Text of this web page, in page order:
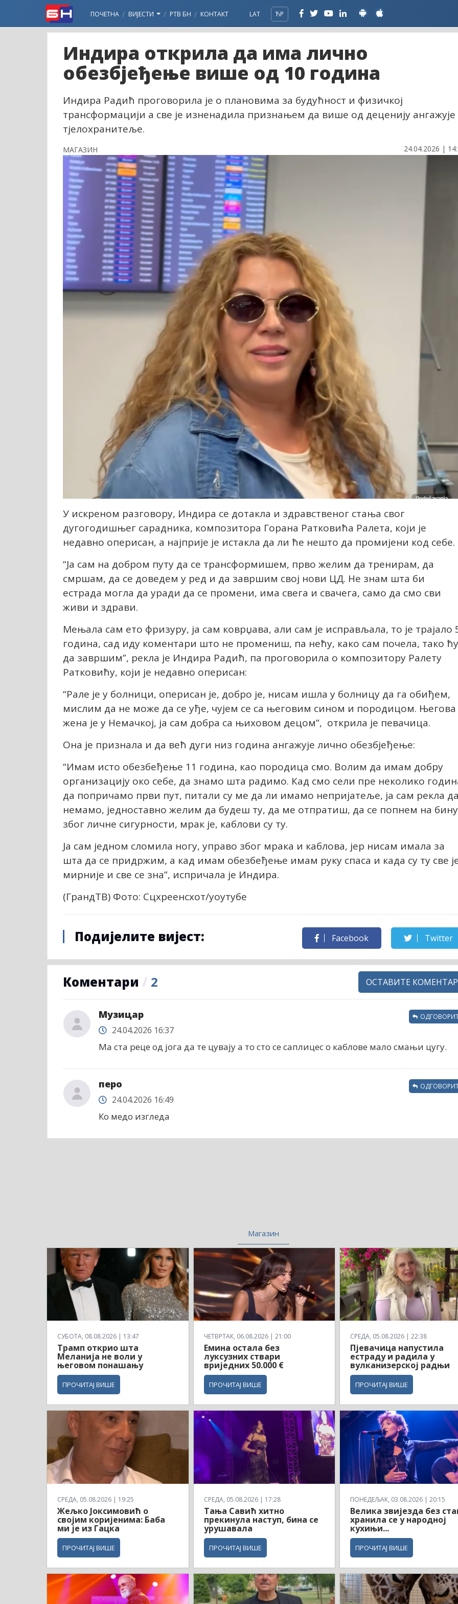
ПОЧЕТНА ВИЈЕСТИ РТВ БН КОНТАКТ LAT ЋР
Индира открила да има лично
обезбјеђење више од 10 година
Индира Радић проговорила је о плановима за будућност и физичкој
трансформацији а све је изненадила признањем да више од деценију ангажује
тјелохранитеље.
МАГАЗИН 24.04.2026 |
У искреном разговору, Индира се дотакла и здравственог стања свог
дугогодишњег сарадника, композитора Горана Ратковића Ралета, који је
недавно оперисан, а најприје је истакла да ли ће нешто да промијени код себе.
“Ја сам на добром путу да се трансформишем, прво желим да тренирам, да
смршам, да се доведем у ред и да завршим свој нови ЦД. Не знам шта би
естрада могла да уради да се промени, има свега и свачега, само да смо сви
живи и здрави.
Мењала сам ето фризуру, ја сам коврџава, али сам је исправљала, то је трајало
година, сад иду коментари што не промениш, па нећу, како сам почела, тако ћу
да завршим”, рекла је Индира Радић, па проговорила о композитору Ралету
Ратковићу, који је недавно оперисан:
“Рале је у болници, оперисан је, добро је, нисам ишла у болницу да га обиђем,
мислим да не може да се уђе, чујем се са његовим сином и породицом. Његова
жена је у Немачкој, ја сам добра са њиховом децом”, открила је певачица.
Она је признала и да већ дуги низ година ангажује лично обезбјеђење:
“Имам исто обезбеђење 11 година, као породица смо. Волим да имам добру
организацију око себе, да знамо шта радимо. Кад смо сели пре неколико
да попричамо први пут, питали су ме да ли имамо непријатеље, ја сам рекла да
немамо, једноставно желим да будеш ту, да ме отпратиш, да се попнем на
због личне сигурности, мрак је, каблови су ту.
Ја сам једном сломила ногу, управо због мрака и каблова, јер нисам имала за
шта да се придржим, а кад имам обезбеђење имам руку спаса и када су ту све
мирније и све се зна”, испричала је Индира.
(ГрандТВ) Фото: Сцхреенсхот/yоутубе
Подијелите вијест: Facebook Twitter
Коментари / 2 ОСТАВИТЕ КОМЕНТАР
Музицар
24.04.2026 16:37
Ма ста реце од јога да те цувају а то сто се саплицес о каблове мало смањи цугу.
перо
24.04.2026 16:49
Ко медо изгледа
Магазин
СУБОТА, 08.08.2026 | 13:47
Трамп открио шта
Меланија не воли у
његовом понашању
ПРОЧИТАЈ ВИШЕ
ЧЕТВРТАК, 06.08.2026 | 21:00
Емина остала без
луксузних ствари
вриједних 50.000 €
ПРОЧИТАЈ ВИШЕ
СРЕДА, 05.08.2026 | 22:38
Пјевачица напустила
естраду и радила у
вулканизерској радњи
ПРОЧИТАЈ ВИШЕ
СРЕДА, 05.08.2026 | 19:25
Жељко Јоксимовић о
својим коријенима: Баба
ми је из Гацка
ПРОЧИТАЈ ВИШЕ
СРЕДА, 05.08.2026 | 17:28
Тања Савић хитно
прекинула наступ, бина се
урушавала
ПРОЧИТАЈ ВИШЕ
ПОНЕДЕЉАК, 03.08.2026 | 20:15
Велика звијезда без
хранила се у народној
кухињи...
ПРОЧИТАЈ ВИШЕ